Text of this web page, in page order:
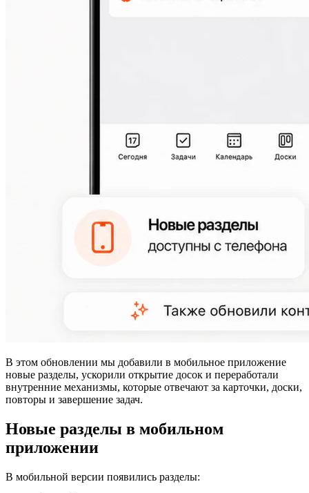
В этом обновлении мы добавили в мобильное приложение
новые разделы, ускорили открытие досок и переработали
внутренние механизмы, которые отвечают за карточки, доски,
повторы и завершение задач.
Новые разделы в мобильном
приложении
В мобильной версии появились разделы: